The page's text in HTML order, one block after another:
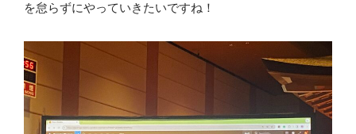
を怠らずにやっていきたいですね！